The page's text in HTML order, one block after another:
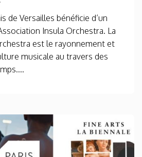
de Versailles bénéficie d’un
Insula Orchestra. La
est le rayonnement et
musicale au travers des